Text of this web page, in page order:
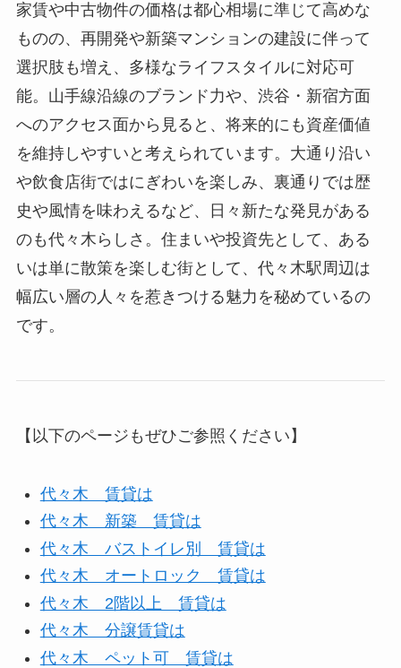
家賃や中古物件の価格は都心相場に準じて高めな
ものの、再開発や新築マンションの建設に伴って
選択肢も増え、多様なライフスタイルに対応可
能。山手線沿線のブランド力や、渋谷・新宿方面
へのアクセス面から見ると、将来的にも資産価値
を維持しやすいと考えられています。大通り沿い
や飲食店街ではにぎわいを楽しみ、裏通りでは歴
史や風情を味わえるなど、日々新たな発見がある
のも代々木らしさ。住まいや投資先として、ある
いは単に散策を楽しむ街として、代々木駅周辺は
幅広い層の人々を惹きつける魅力を秘めているの
です。
【以下のページもぜひご参照ください】
代々木 賃貸は
代々木 新築 賃貸は
代々木 バストイレ別 賃貸は
代々木 オートロック 賃貸は
代々木 2階以上 賃貸は
代々木 分譲賃貸は
代々木 ペット可 賃貸は